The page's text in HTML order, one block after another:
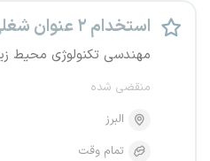
استخدام ۲ عنوان شغلی
مهندسی تکنولوژی محیط
منقضی شده
البرز
تمام وقت